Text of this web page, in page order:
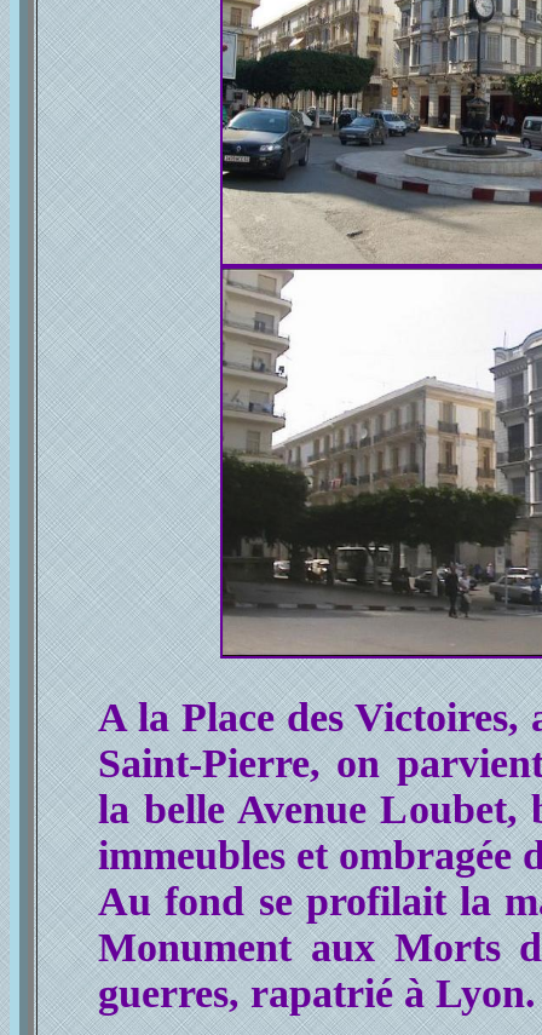
A la Place des
Saint-Pierre, on
la belle Avenue Loubet,
immeubles et ombragée
Au fond se profilait la
Monument aux Morts
guerres, rapatrié à Lyon.